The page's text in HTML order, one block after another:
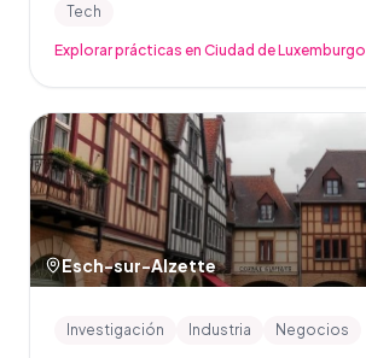
Tech
Explorar prácticas en Ciudad de Luxemburgo
Esch-sur-Alzette
Investigación Industria Negocios